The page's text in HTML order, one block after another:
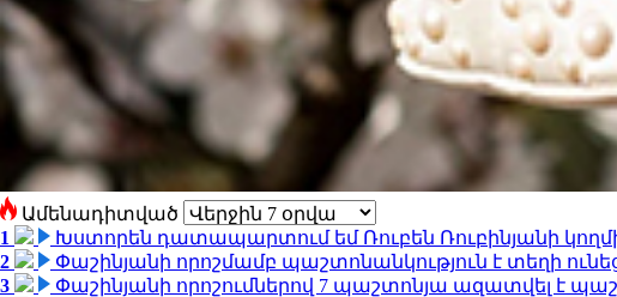
Ամենադիտված
1
Խստորեն դատապարտում եմ Ռուբեն Ռուբինյանի
2
Փաշինյանի որոշմամբ պաշտոնանկություն է տեղի
3
Փաշինյանի որոշումներով 7 պաշտոնյա ազատվել է